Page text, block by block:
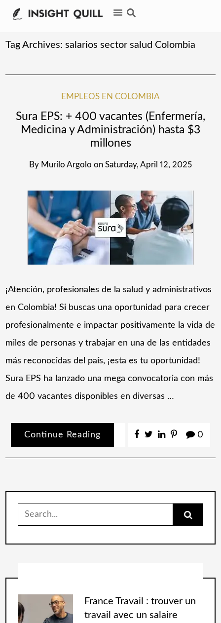
Tag Archives:salarios sector salud Colombia
EMPLEOS EN COLOMBIA
Sura EPS: + 400 vacantes (Enfermería,
Medicina y Administración) hasta $3
millones
By Murilo Argolo on Saturday, April 12, 2025
¡Atención, profesionales de la salud y administrativos
en Colombia! Si buscas una oportunidad para crecer
profesionalmente e impactar positivamente la vida de
miles de personas y trabajar en una de las entidades
más reconocidas del país, ¡esta es tu oportunidad!
Sura EPS ha lanzado una mega convocatoria con más
de 400 vacantes disponibles en diversas …
Continue Reading 0
France Travail : trouver un
travail avec un salaire